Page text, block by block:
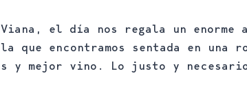
el día nos regala un enorme
la que encontramos sentada en
y mejor vino. Lo justo y